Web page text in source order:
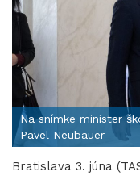
Na snímke minister
Pavel Neubauer
Bratislava 3. júna